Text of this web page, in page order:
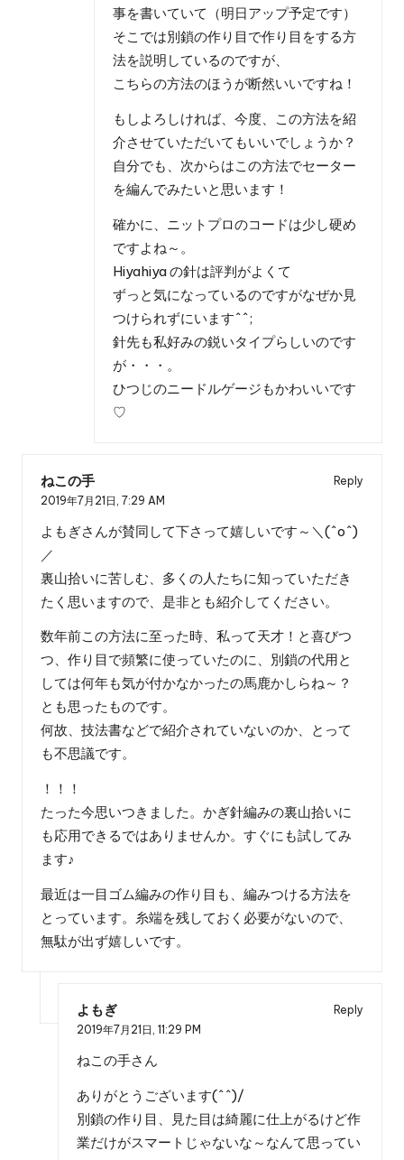
事を書いていて（明日アップ予定です）
そこでは別鎖の作り目で作り目をする方
法を説明しているのですが、
こちらの方法のほうが断然いいですね！
もしよろしければ、今度、この方法を紹
介させていただいてもいいでしょうか？
自分でも、次からはこの方法でセーター
を編んでみたいと思います！
確かに、ニットプロのコードは少し硬め
ですよね～。
Hiyahiya の針は評判がよくて
ずっと気になっているのですがなぜか見
つけられずにいます^^;
針先も私好みの鋭いタイプらしいのです
が・・・。
ひつじのニードルゲージもかわいいです
♡
ねこの手
Reply
2019年7月21日, 7:29 AM
よもぎさんが賛同して下さって嬉しいです～＼(^o^)
／
裏山拾いに苦しむ、多くの人たちに知っていただき
たく思いますので、是非とも紹介してください。
数年前この方法に至った時、私って天才！と喜びつ
つ、作り目で頻繁に使っていたのに、別鎖の代用と
しては何年も気が付かなかったの馬鹿かしらね～？
とも思ったものです。
何故、技法書などで紹介されていないのか、とって
も不思議です。
！！！
たった今思いつきました。かぎ針編みの裏山拾いに
も応用できるではありませんか。すぐにも試してみ
ます♪
最近は一目ゴム編みの作り目も、編みつける方法を
とっています。糸端を残しておく必要がないので、
無駄が出ず嬉しいです。
よもぎ
Reply
2019年7月21日, 11:29 PM
ねこの手さん
ありがとうございます(^^)/
別鎖の作り目、見た目は綺麗に仕上がるけど作
業だけがスマートじゃないな～なんて思ってい